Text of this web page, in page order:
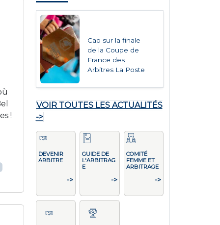
!
Cap sur la finale
de la Coupe de
France des
Arbitres La Poste
VOIR TOUTES LES ACTUALITÉS
->
DEVENIR
ARBITRE
->
GUIDE DE
L'ARBITRAG
E
->
COMITÉ
FEMME ET
ARBITRAGE
->